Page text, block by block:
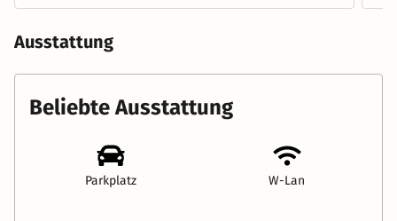
Ausstattung
Beliebte Ausstattung
Parkplatz W-Lan